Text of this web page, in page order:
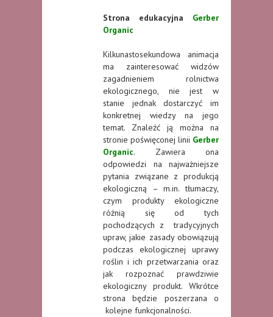
Strona edukacyjna Gerber
Organic
Kilkunastosekundowa animacja
ma zainteresować widzów
zagadnieniem rolnictwa
ekologicznego, nie jest w
stanie jednak dostarczyć im
konkretnej wiedzy na jego
temat. Znaleźć ją można na
stronie poświęconej linii Gerber
Organic. Zawiera ona
odpowiedzi na najważniejsze
pytania związane z produkcją
ekologiczną – m.in. tłumaczy,
czym produkty ekologiczne
różnią się od tych
pochodzących z tradycyjnych
upraw, jakie zasady obowiązują
podczas ekologicznej uprawy
roślin i ich przetwarzania oraz
jak rozpoznać prawdziwie
ekologiczny produkt. Wkrótce
strona będzie poszerzana o
kolejne funkcjonalności.